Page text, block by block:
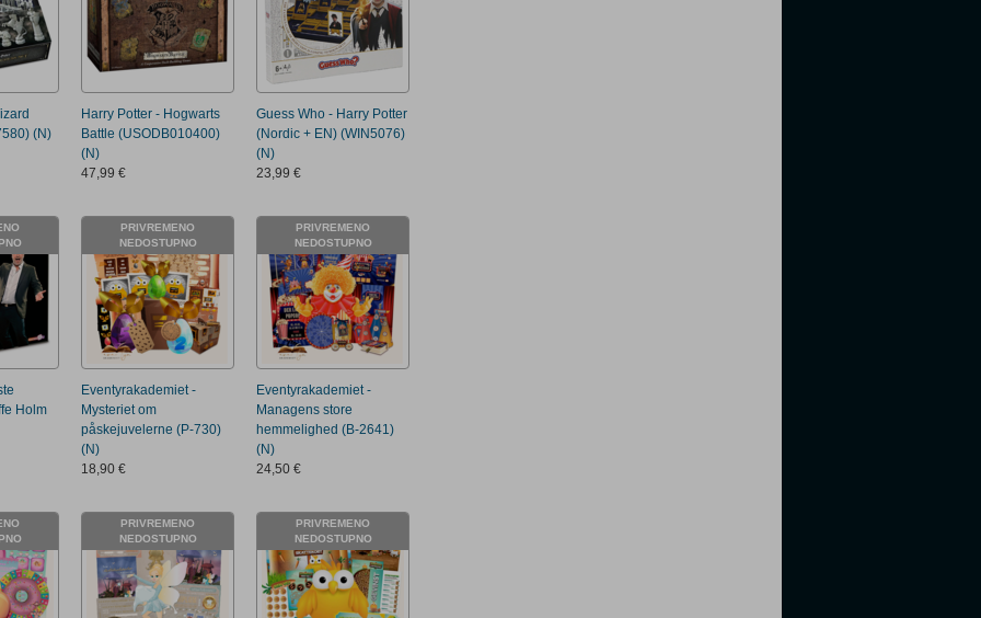
(N)
Harry Potter - Hogwarts
Battle (USODB010400)
(N)
47,99 €
Guess Who - Harry Potter
(Nordic + EN) (WIN5076)
(N)
23,99 €
Holm
PRIVREMENO
NEDOSTUPNO
Eventyrakademiet -
Mysteriet om
påskejuvelerne (P-730)
(N)
18,90 €
PRIVREMENO
NEDOSTUPNO
Eventyrakademiet -
Managens store
hemmelighed (B-2641)
(N)
24,50 €
PRIVREMENO
NEDOSTUPNO
PRIVREMENO
NEDOSTUPNO